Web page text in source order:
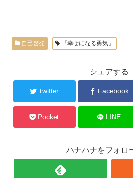
自己啓発 『幸せになる勇気』
シェアする
Twitter Facebook
Pocket LINE
ハナハナをフォロ